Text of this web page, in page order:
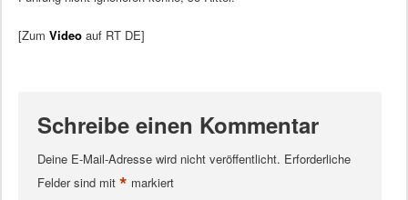
[Zum Videoauf RT DE]
Schreibe einen Kommentar
Deine E-Mail-Adresse wird nicht veröffentlicht. Erforderliche
Felder sind mit * markiert